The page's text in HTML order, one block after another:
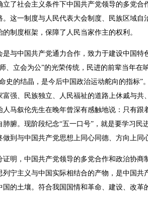
立了社会主义条件下中国共产党领导的多党合
。这一制度与人民代表大会制度、民族区域自
的制度框架，保障了人民当家作主的权利。
中国共产党通力合作，致力于建设中国特
、立会为公”的光荣传统，民进的前辈当年在
史的结晶，是今后中国政治运动舵向的指标”
富强、民族独立、人民福祉的道路上休戚与共
人马叙伦先生在晚年曾深有感触地说：只有跟
肺腑。现阶段纪念“五一口号”，就是要学习民
做到与中国共产党思想上同心同德、方向上同
，中国共产党领导的多党合作和政治协商
列宁主义与中国实际相结合的产物，是中国共
国的土壤。符合我国国情和革命、建设、改革